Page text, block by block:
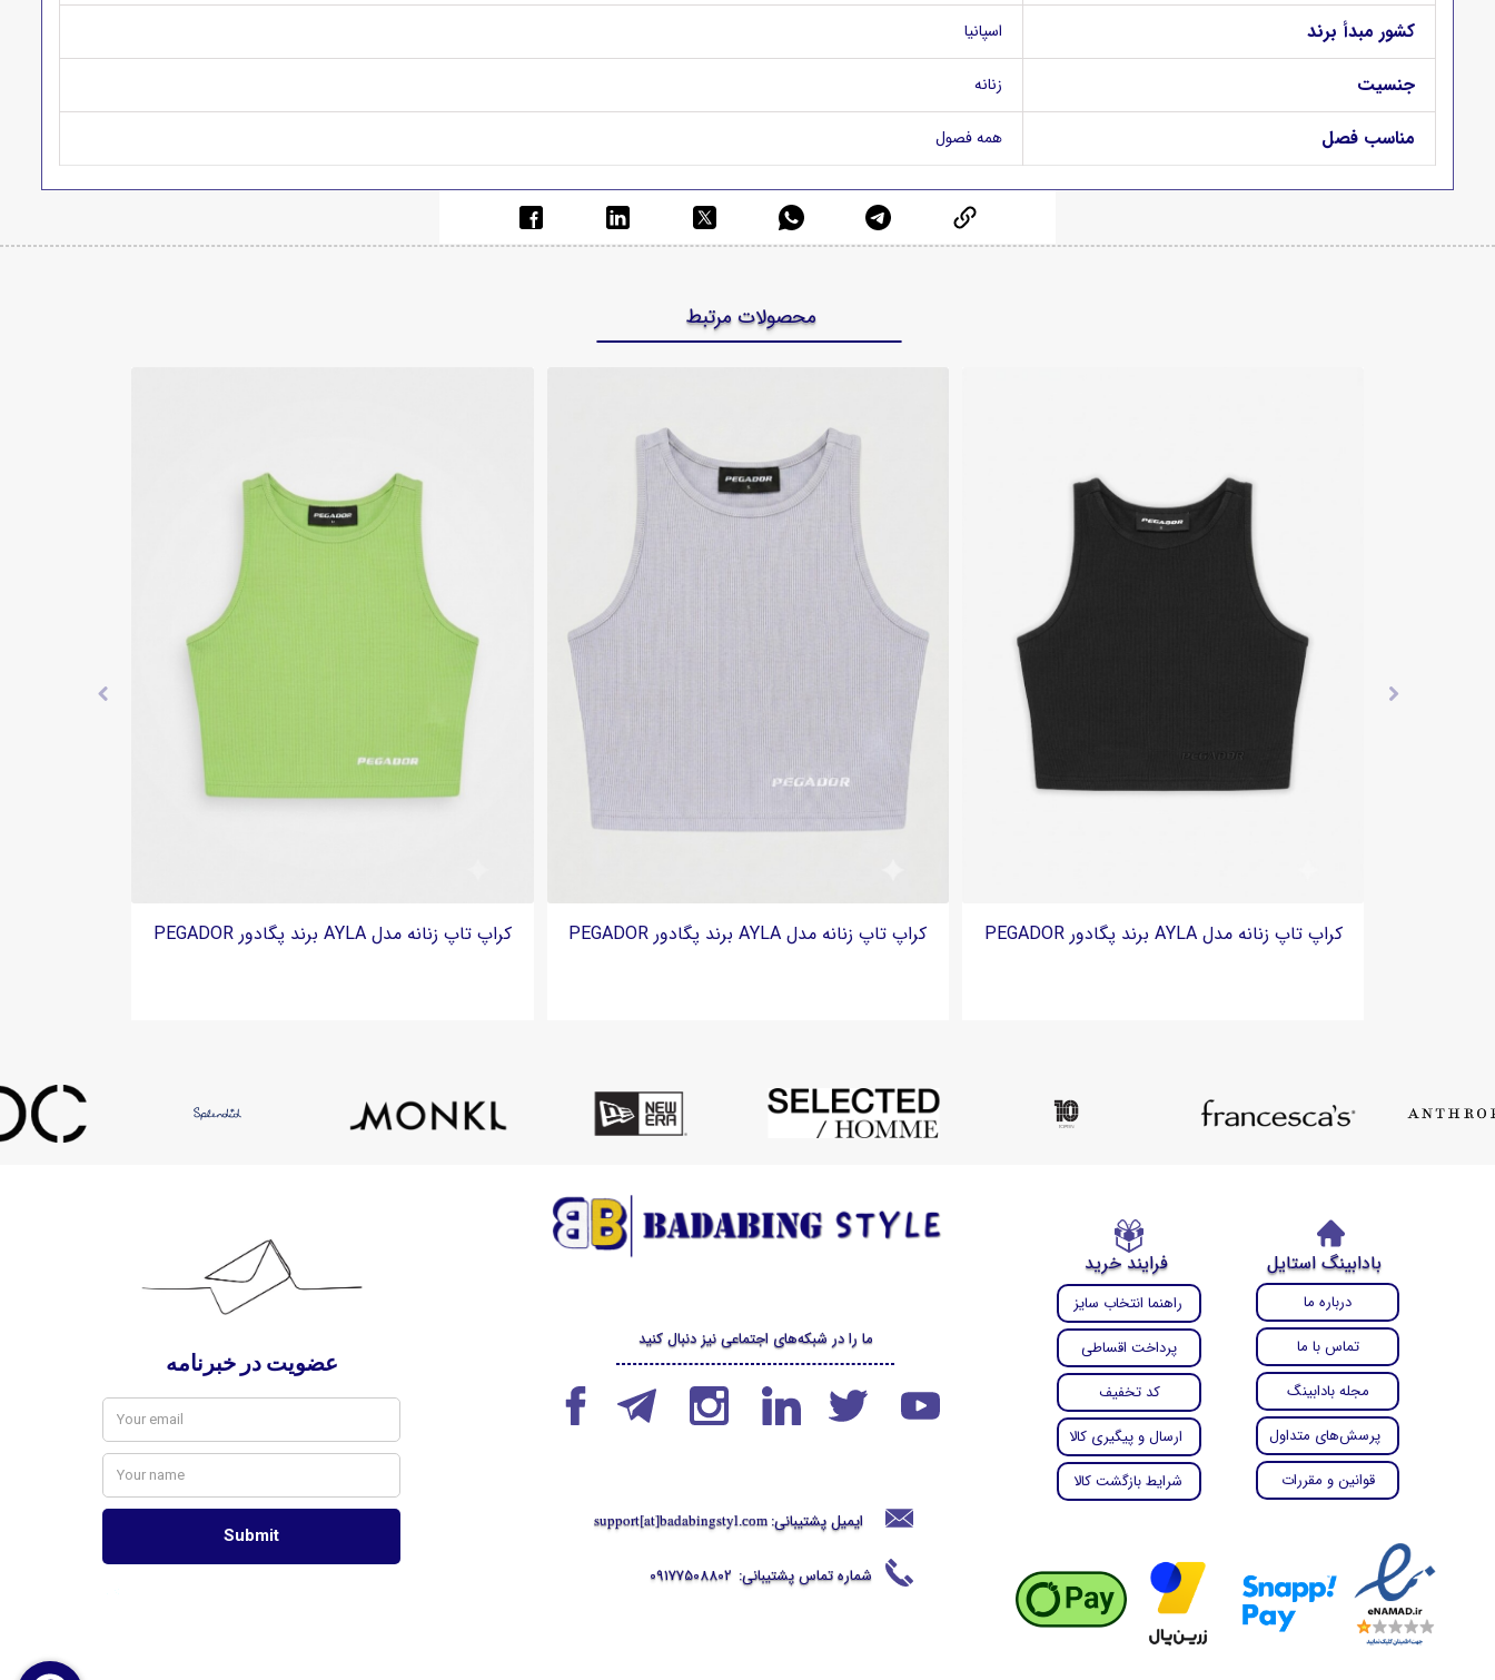
کشور مبدأ برند اسپانیا
جنسیت زنانه
مناسب فصل همه فصول
کراپ تاپ زنانه مدل AYLA برند پگادور PEGADOR کراپ تاپ زنانه مدل AYLA برند پگادور PEGADOR کراپ تاپ زنانه مدل AYLA برند پگادور PEGADOR
محصولات مرتبط
فرایند خرید بادابینگ استایل
راهنما انتخاب سایز
پرداخت اقساطی
کد تخفیف
ارسال و پیگیری کالا
شرایط بازگشت کالا
درباره ما
تماس با ما
مجله بادابینگ
پرسش‌های متداول
قوانین و مقررات
ایمیل پشتیبانی:
support[at]badabingstyl.com
شماره تماس پشتیبانی: 09177508802
ما را در شبکه‌های اجتماعی نیز دنبال کنید